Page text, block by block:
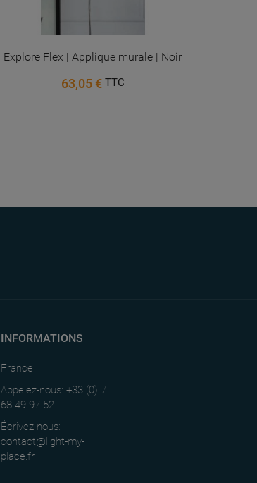
Explore Flex | Applique murale | Noir
63,05 € TTC
INFORMATIONS
France
Appelez-nous: +33 (0) 7
68 49 97 52
Écrivez-nous:
contact@light-my-
place.fr